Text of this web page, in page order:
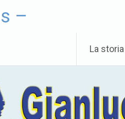
–
La storia